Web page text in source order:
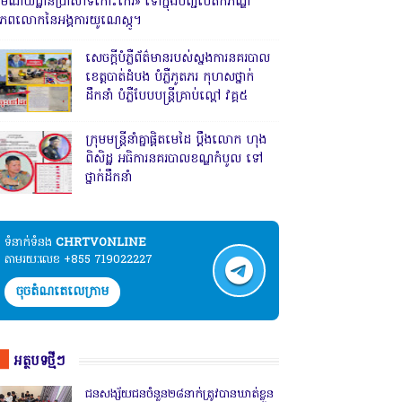
ពលោកនៃអង្គការយូណេស្កូ។
សេចក្តីបំភ្លឺព័ត៌មានរបស់ស្នងការនគរបាល
ខេត្តបាត់ដំបង បំភ្លឺភូតភរ កុហសថ្នាក់
ដឹកនាំ បំភ្លឺបែបបន្ត្រីគ្រាប់ល្ពៅ វគ្គ៥
ក្រុមមន្ត្រីនាំគ្នាផ្ដិតមេដៃ ប្ដឹងលោក ហុង
ពិសិដ្ឋ អធិការនគរបាលខណ្ឌកំបូល ទៅ
ថ្នាក់ដឹកនាំ
ទំនាក់ទំនង​​ CHRTVONLINE
តាមរយៈលេខ +855 719022227
ចុចតំណតេលេក្រាម
អត្ថបទថ្មីៗ
ជនសង្ស័យជនចំនួន២៨នាក់ត្រូវបានឃាត់ខ្លួន